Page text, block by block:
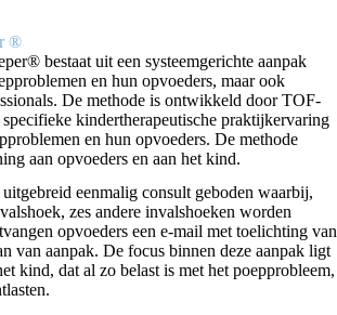
®
bestaat uit een systeemgerichte aanpak
en hun opvoeders, maar ook
De methode is ontwikkeld door TOF-
kindertherapeutische praktijkervaring
en hun opvoeders. De methode
aan opvoeders en aan het kind.
eenmalig consult geboden waarbij,
zes andere invalshoeken worden
opvoeders een e-mail met toelichting van
van aanpak. De focus binnen deze aanpak ligt
kind, dat al zo belast is met het poepprobleem,